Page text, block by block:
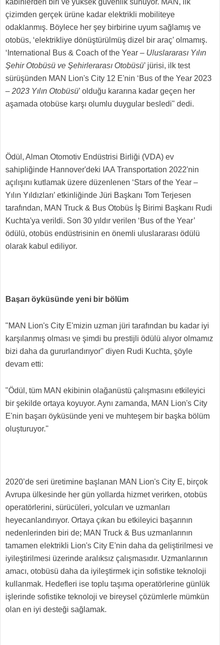
çizimden gerçek ürüne kadar elektrikli mobiliteye
odaklanmış. Böylece her şey birbirine uyum sağlamış ve
otobüs, ‘elektrikliye dönüştürülmüş dizel bir araç’ olmamış.
‘International Bus & Coach of the Year – Uluslararası Yılın
Şehir Otobüsü ve Şehirlerarası Otobüsü’ jürisi, ilk test
sürüşünden MAN Lion's City 12 E'nin ‘Bus of the Year 2023
– 2023 Yılın Otobüsü’ olduğu kararına kadar geçen her
aşamada otobüse karşı olumlu duygular besledi" dedi.
Ödül, Alman Otomotiv Endüstrisi Birliği (VDA) ev
sahipliğinde Hannover'deki IAA Transportation 2022'nin
açılışını kutlamak üzere düzenlenen ‘Stars of the Year –
Yılın Yıldızları’ etkinliğinde Jüri Başkanı Tom Terjesen
tarafından, MAN Truck & Bus Otobüs İş Birimi Başkanı Rudi
Kuchta'ya verildi. Son 30 yıldır verilen ‘Bus of the Year’
ödülü, otobüs endüstrisinin en önemli uluslararası ödülü
olarak kabul ediliyor.
Başarı öyküsünde yeni bir bölüm
"MAN Lion's City E'mizin uzman jüri tarafından bu kadar iyi
karşılanmış olması ve şimdi bu prestijli ödülü alıyor olmamız
bizi daha da gururlandırıyor" diyen Rudi Kuchta, şöyle
devam etti:
"Ödül, tüm MAN ekibinin olağanüstü çalışmasını etkileyici
bir şekilde ortaya koyuyor. Aynı zamanda, MAN Lion's City
E'nin başarı öyküsünde yeni ve muhteşem bir başka bölüm
oluşturuyor."
2020’de seri üretimine başlanan MAN Lion's City E, birçok
Avrupa ülkesinde her gün yollarda hizmet verirken, otobüs
operatörlerini, sürücüleri, yolcuları ve uzmanları
heyecanlandırıyor. Ortaya çıkan bu etkileyici başarının
nedenlerinden biri de; MAN Truck & Bus uzmanlarının
tamamen elektrikli Lion's City E'nin daha da geliştirilmesi ve
iyileştirilmesi üzerinde aralıksız çalışmasıdır. Uzmanlarının
amacı, otobüsü daha da iyileştirmek için sofistike teknoloji
kullanmak. Hedefleri ise toplu taşıma operatörlerine günlük
işlerinde sofistike teknoloji ve bireysel çözümlerle mümkün
olan en iyi desteği sağlamak.